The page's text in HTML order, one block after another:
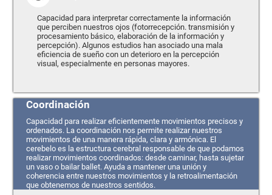
Capacidad para interpretar correctamente la información
que perciben nuestros ojos (fotorrecepción. transmisión y
procesamiento básico, elaboración de la información y
percepción). Algunos estudios han asociado una mala
eficiencia de sueño con un deterioro en la percepción
visual, especialmente en personas mayores.
Coordinación
Capacidad para realizar eficientemente movimientos precisos y
ordenados. La coordinación nos permite realizar nuestros
movimientos de una manera rápida, clara y armónica. El
cerebelo es la estructura cerebral responsable de que podamos
realizar movimientos coordinados: desde caminar, hasta sujetar
un vaso o bailar ballet. Ayuda a mantener una unión y
coherencia entre nuestros movimientos y la retroalimentación
que obtenemos de nuestros sentidos.